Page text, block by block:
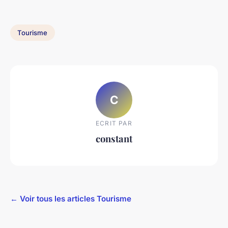
Tourisme
C
ECRIT PAR
constant
← Voir tous les articles Tourisme